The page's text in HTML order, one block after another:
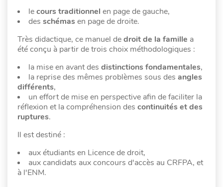
lecours traditionnel en page de gauche,
des schémas en page de droite.
Très didactique, ce manuel dedroit de la famille a
été conçu à partir de trois choix méthodologiques :
la mise en avant des distinctions fondamentales,
la reprise des mêmes problèmes sous des angles
différents,
un effort de mise en perspective afin de faciliter la
réflexion et la compréhension des continuités et des
ruptures.
Il est destiné :
aux étudiants en Licence de droit,
aux candidats aux concours d'accès au CRFPA, et
à l'ENM.